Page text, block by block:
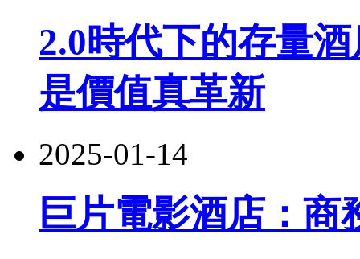
2.0時代下的存量
是價值真革新
2025-01-14
巨片電影酒店：商